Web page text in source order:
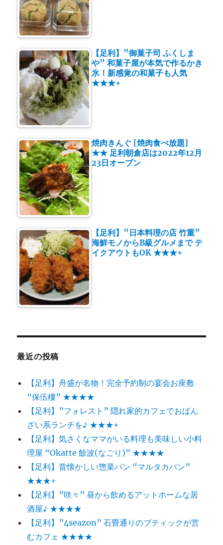
【足利】”御菓子司 ふくしま
や” 和菓子屋が本気で作るかき
氷！新感覚の和菓子も人気
★★★+
焼肉きんぐ [焼肉食べ放題]
★★ 足利朝倉店は2022年12月
23日オープン
【足利】”日本料理の店 竹重”
海鮮モノからB級グルメまで テ
イクアウトもOK ★★★+
最近の投稿
【足利】舟盛が名物！完全予約制の宴会お座敷
“保伍樓” ★★★★
【足利】”フォレスト” 隠れ家的カフェでおばん
ざい系ランチを♪ ★★★+
【足利】気さくなママがいる料理も美味しい小料
理屋 “Okatte 餘波(なごり)” ★★★★
【足利】昔懐かしい惣菜パン “マルタカパン”
★★★+
【足利】”咲々” 昼から飲めるアットホームな居
酒屋♪ ★★★★
【足利】”4seazon” 石畳通りのブティックが営
むカフェ ★★★★